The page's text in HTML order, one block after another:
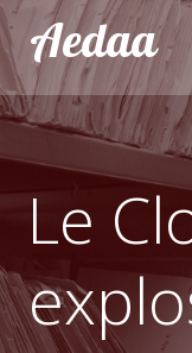
Aedaa
Le